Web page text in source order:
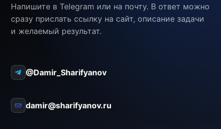
Напишите в Telegram или на почту. В ответ можно
сразу прислать ссылку на сайт, описание задачи
и желаемый результат.
@Damir_Sharifyanov
damir@sharifyanov.ru